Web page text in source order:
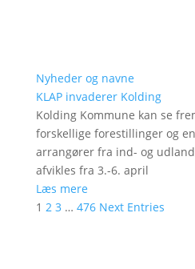
Nyheder og navne
KLAP invaderer Kolding
Kolding Kommune kan se
forskellige forestillinger og
arrangører fra ind- og
afvikles fra 3.-6. april
Læs mere
1 2 3 … 476 Next Entries